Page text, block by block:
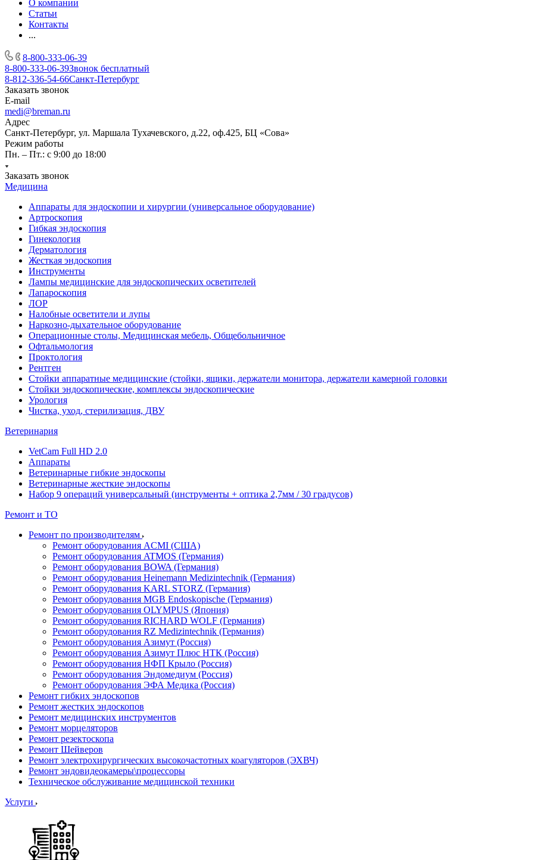
О компании
Статьи
Контакты
...
8-800-333-06-39
8-800-333-06-39Звонок бесплатный
8-812-336-54-66Санкт-Петербург
Заказать звонок
E-mail
medi@breman.ru
Адрес
Санкт-Петербург, ул. Маршала Тухачевского, д.22, оф.425, БЦ «Сова»
Режим работы
Пн. – Пт.: с 9:00 до 18:00
Заказать звонок
Медицина
Аппараты для эндоскопии и хирургии (универсальное оборудование)
Артроскопия
Гибкая эндоскопия
Гинекология
Дерматология
Жесткая эндоскопия
Инструменты
Лампы медицинские для эндоскопических осветителей
Лапароскопия
ЛОР
Налобные осветители и лупы
Наркозно-дыхательное оборудование
Операционные столы, Медицинская мебель, Общебольничное
Офтальмология
Проктология
Рентген
Стойки аппаратные медицинские (стойки, ящики, держатели монитора, держатели камерной головки
Стойки эндоскопические, комплексы эндоскопические
Урология
Чистка, уход, стерилизация, ДВУ
Ветеринария
VetCam Full HD 2.0
Аппараты
Ветеринарные гибкие эндоскопы
Ветеринарные жесткие эндоскопы
Набор 9 операций универсальный (инструменты + оптика 2,7мм / 30 градусов)
Ремонт и ТО
Ремонт по производителям
Ремонт оборудования ACMI (США)
Ремонт оборудования ATMOS (Германия)
Ремонт оборудования BOWA (Германия)
Ремонт оборудования Heinemann Medizintechnik (Германия)
Ремонт оборудования KARL STORZ (Германия)
Ремонт оборудования MGB Endoskopische (Германия)
Ремонт оборудования OLYMPUS (Япония)
Ремонт оборудования RICHARD WOLF (Германия)
Ремонт оборудования RZ Medizintechnik (Германия)
Ремонт оборудования Азимут (Россия)
Ремонт оборудования Азимут Плюс НТК (Россия)
Ремонт оборудования НФП Крыло (Россия)
Ремонт оборудования Эндомедиум (Россия)
Ремонт оборудования ЭФА Медика (Россия)
Ремонт гибких эндоскопов
Ремонт жестких эндоскопов
Ремонт медицинских инструментов
Ремонт морцеляторов
Ремонт резектоскопа
Ремонт Шейверов
Ремонт электрохирургических высокочастотных коагуляторов (ЭХВЧ)
Ремонт эндовидеокамеры\процессоры
Техническое обслуживание медицинской техники
Услуги